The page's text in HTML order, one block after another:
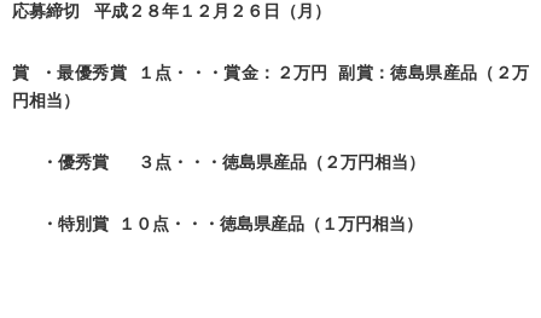
応募締切 平成２８年１２月２６日（月）
賞 ・最優秀賞 １点・・・賞金：２万円 副賞：徳島県産品（２万
円相当）
・優秀賞 ３点・・・徳島県産品（２万円相当）
・特別賞 １０点・・・徳島県産品（１万円相当）